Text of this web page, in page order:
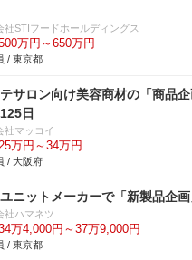
社STIフードホールディングス
万円～650万円
/ 東京都
サロン向け美容商材の「商品企
日
社マッコイ
万円～34万円
/ 大阪府
ニットメーカーで「新製品企画
社ハマネツ
万4,000円～37万9,000円
/ 東京都